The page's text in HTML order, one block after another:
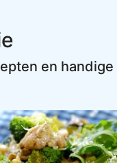
en handige